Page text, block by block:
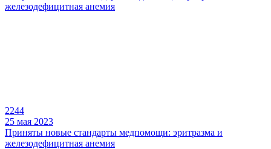
2244
25 мая 2023
Приняты новые стандарты медпомощи: эритразма и
железодефицитная анемия